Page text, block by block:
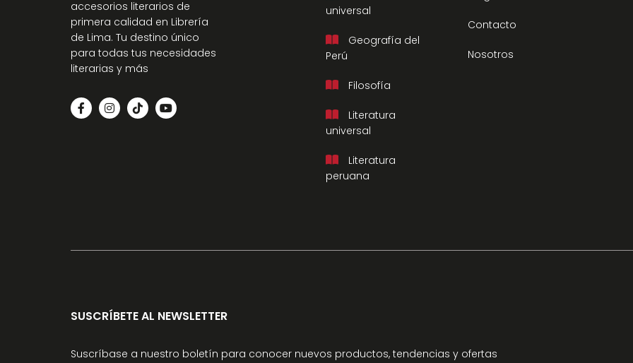
accesorios literarios de
primera calidad en Librería
de Lima. Tu destino único
para todas tus necesidades
literarias y más
universal
Geografía del
Perú
Filosofía
Literatura
universal
Literatura
peruana
Contacto
Nosotros
SUSCRÍBETE AL NEWSLETTER
Suscríbase a nuestro boletín para conocer nuevos productos, tendencias y ofertas